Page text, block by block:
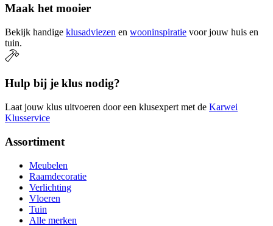
Maak het mooier
Bekijk handige klusadviezen en wooninspiratie voor jouw huis en
tuin.
Hulp bij je klus nodig?
Laat jouw klus uitvoeren door een klusexpert met de Karwei
Klusservice
Assortiment
Meubelen
Raamdecoratie
Verlichting
Vloeren
Tuin
Alle merken